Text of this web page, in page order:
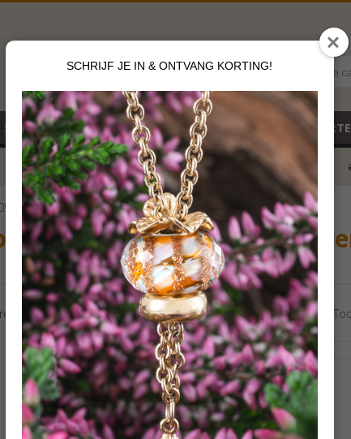
SCHRIJF JE IN & ONTVANG KORTING! Alle
SALE NIEUW CADEAUBON
voor 12 u besteldklik hier*
€
Kraal zilver - Kraal
Aantal per pagina: